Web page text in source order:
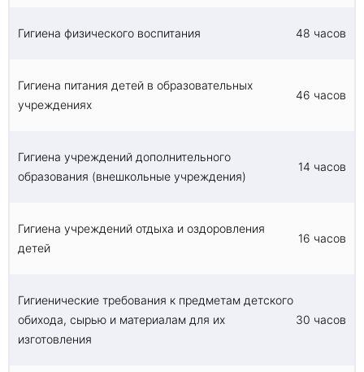
Гигиена физического воспитания 48 часов
Гигиена питания детей в образовательных
учреждениях
46 часов
Гигиена учреждений дополнительного
образования (внешкольные учреждения)
14 часов
Гигиена учреждений отдыха и оздоровления
детей
16 часов
Гигиенические требования к предметам детского
обихода, сырью и материалам для их
изготовления
30 часов